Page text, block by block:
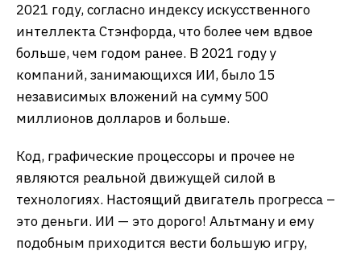
2021 году, согласно индексу искусственного
интеллекта Стэнфорда, что более чем вдвое
больше, чем годом ранее. В 2021 году у
компаний, занимающихся ИИ, было 15
независимых вложений на сумму 500
миллионов долларов и больше.
Код, графические процессоры и прочее не
являются реальной движущей силой в
технологиях. Настоящий двигатель прогресса –
это деньги. ИИ — это дорого! Альтману и ему
подобным приходится вести большую игру,